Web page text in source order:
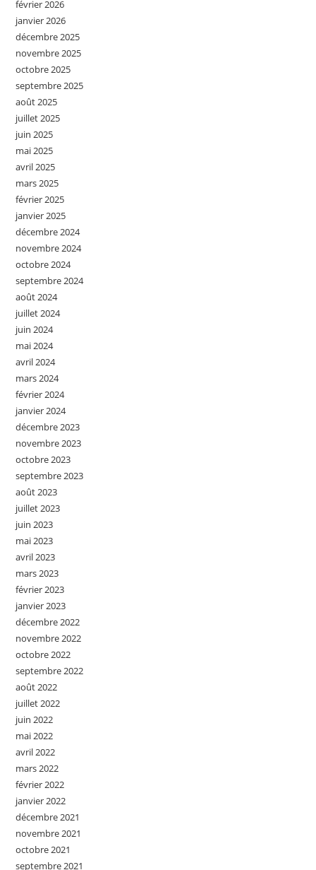
février 2026
janvier 2026
décembre 2025
novembre 2025
octobre 2025
septembre 2025
août 2025
juillet 2025
juin 2025
mai 2025
avril 2025
mars 2025
février 2025
janvier 2025
décembre 2024
novembre 2024
octobre 2024
septembre 2024
août 2024
juillet 2024
juin 2024
mai 2024
avril 2024
mars 2024
février 2024
janvier 2024
décembre 2023
novembre 2023
octobre 2023
septembre 2023
août 2023
juillet 2023
juin 2023
mai 2023
avril 2023
mars 2023
février 2023
janvier 2023
décembre 2022
novembre 2022
octobre 2022
septembre 2022
août 2022
juillet 2022
juin 2022
mai 2022
avril 2022
mars 2022
février 2022
janvier 2022
décembre 2021
novembre 2021
octobre 2021
septembre 2021